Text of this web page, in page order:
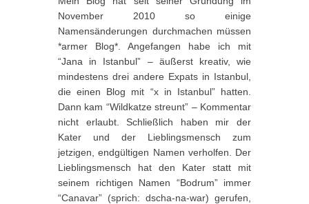
November 2010 so einige
Namensänderungen durchmachen müssen
*armer Blog*. Angefangen habe ich mit
“Jana in Istanbul” – äußerst kreativ, wie
mindestens drei andere Expats in Istanbul,
die einen Blog mit “x in Istanbul” hatten.
Dann kam “Wildkatze streunt” – Kommentar
nicht erlaubt. Schließlich haben mir der
Kater und der Lieblingsmensch zum
jetzigen, endgültigen Namen verholfen. Der
Lieblingsmensch hat den Kater statt mit
seinem richtigen Namen “Bodrum” immer
“Canavar” (sprich: dscha-na-war) gerufen,